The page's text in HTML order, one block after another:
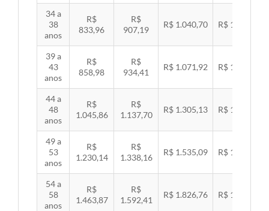
34 a
38
anos
R$
833,96
R$
907,19
R$ 1.040,70 R$ 1.072,43
39 a
43
anos
R$
858,98
R$
934,41
R$ 1.071,92 R$ 1.104,60
44 a
48
anos
R$
1.045,86
R$
1.137,70
R$ 1.305,13 R$ 1.344,92
49 a
53
anos
R$
1.230,14
R$
1.338,16
R$ 1.535,09 R$ 1.581,89
54 a
58
anos
R$
1.463,87
R$
1.592,41
R$ 1.826,76 R$ 1.882,45